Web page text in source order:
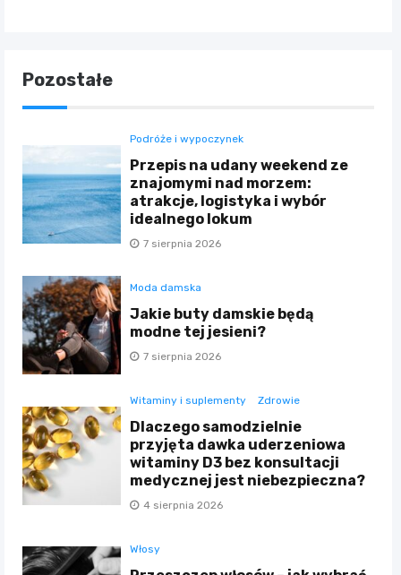
Pozostałe
Podróże i wypoczynek
Przepis na udany weekend ze
znajomymi nad morzem:
atrakcje, logistyka i wybór
idealnego lokum
7 sierpnia 2026
Moda damska
Jakie buty damskie będą
modne tej jesieni?
7 sierpnia 2026
Witaminy i suplementy Zdrowie
Dlaczego samodzielnie
przyjęta dawka uderzeniowa
witaminy D3 bez konsultacji
medycznej jest niebezpieczna?
4 sierpnia 2026
Włosy